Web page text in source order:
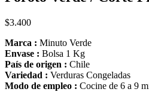
$3.400
Marca : Minuto Verde
Envase : Bolsa 1 Kg
País de origen : Chile
Variedad : Verduras Congeladas
Modo de empleo : Cocine de 6 a 9